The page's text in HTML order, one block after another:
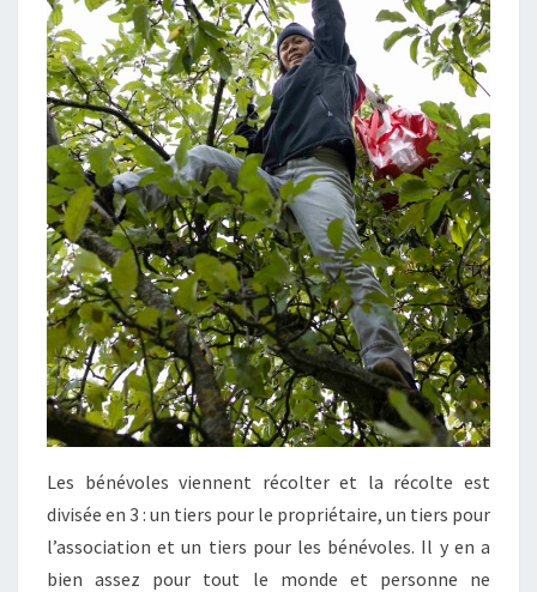
Les bénévoles viennent récolter et la récolte est
divisée en 3 : un tiers pour le propriétaire, un tiers pour
l’association et un tiers pour les bénévoles. Il y en a
bien assez pour tout le monde et personne ne